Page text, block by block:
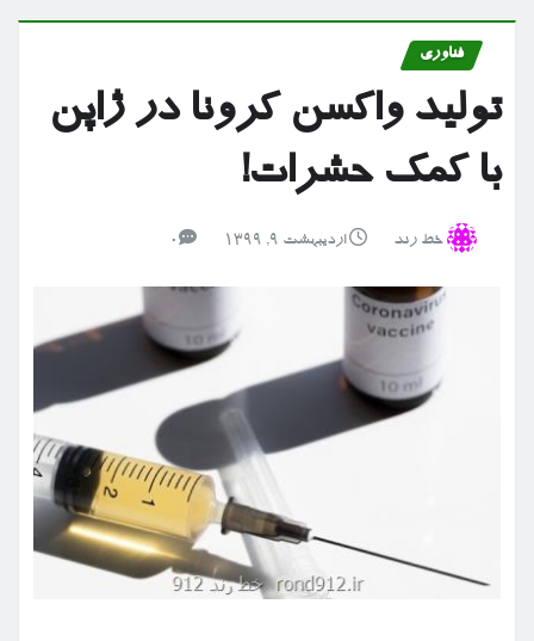
فناوری
تولید واکسن کرونا در ژاپن
با کمک حشرات!
خط رند اردیبهشت ۹, ۱۳۹۹ 0